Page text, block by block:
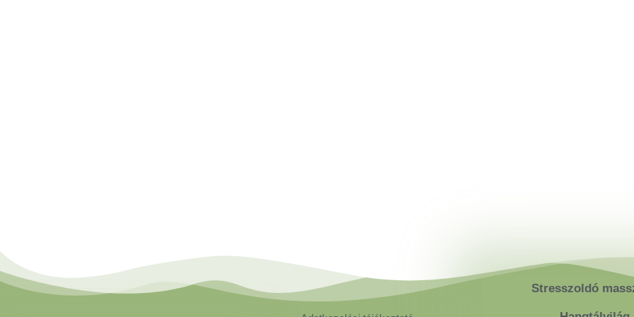
Stresszoldó